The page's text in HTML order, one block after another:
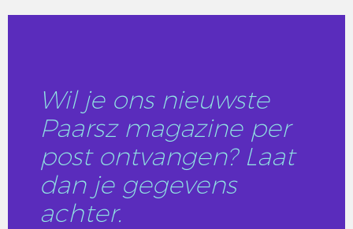
Wil je ons nieuwste
Paarsz magazine per
post ontvangen? Laat
dan je gegevens
achter.